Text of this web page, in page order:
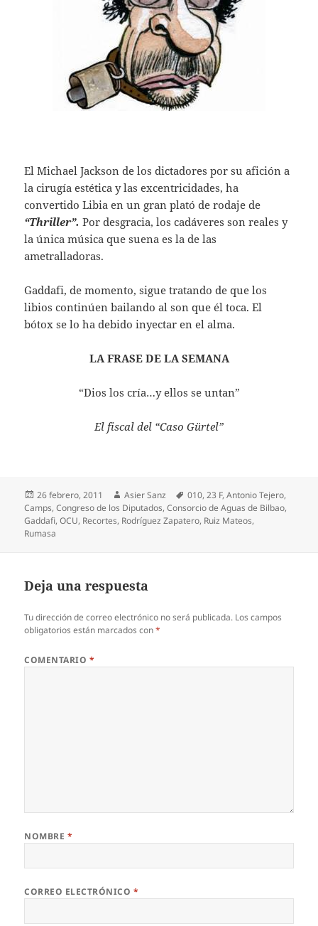
El Michael Jackson de los dictadores por su afición a
la cirugía estética y las excentricidades, ha
convertido Libia en un gran plató de rodaje de
“Thriller”. Por desgracia, los cadáveres son reales y
la única música que suena es la de las
ametralladoras.
Gaddafi, de momento, sigue tratando de que los
libios continúen bailando al son que él toca. El
bótox se lo ha debido inyectar en el alma.
LA FRASE DE LA SEMANA
“Dios los cría…y ellos se untan”
El fiscal del “Caso Gürtel”
Publicado
el
26 febrero, 2011 Autor
Asier Sanz Etiquetas
010,23 F,Antonio Tejero,
Camps,Congreso de los Diputados,Consorcio de Aguas de Bilbao,
Gaddafi,OCU, Recortes, Rodríguez Zapatero, Ruiz Mateos,
Rumasa
Deja una respuesta
Tu dirección de correo electrónico no será publicada. Los campos
obligatorios están marcados con*
COMENTARIO *
NOMBRE *
CORREO ELECTRÓNICO *